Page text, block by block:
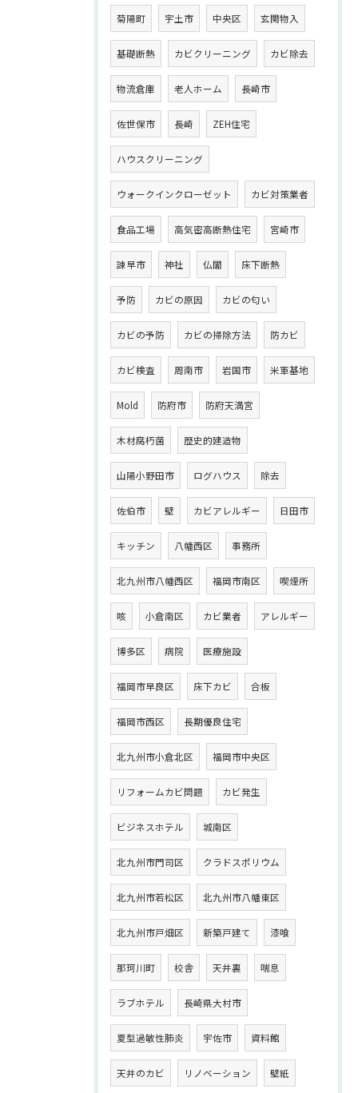
菊陽町 宇土市 中央区 玄関物入
基礎断熱 カビクリーニング カビ除去
物流倉庫 老人ホーム 長崎市
佐世保市 長崎 ZEH住宅
ハウスクリーニング
ウォークインクローゼット カビ対策業者
食品工場 高気密高断熱住宅 宮崎市
諫早市 神社 仏閣 床下断熱
予防 カビの原因 カビの匂い
カビの予防 カビの掃除方法 防カビ
カビ検査 周南市 岩国市 米軍基地
Mold 防府市 防府天満宮
木材腐朽菌 歴史的建造物
山陽小野田市 ログハウス 除去
佐伯市 壁 カビアレルギー 日田市
キッチン 八幡西区 事務所
北九州市八幡西区 福岡市南区 喫煙所
咳 小倉南区 カビ業者 アレルギー
博多区 病院 医療施設
福岡市早良区 床下カビ 合板
福岡市西区 長期優良住宅
北九州市小倉北区 福岡市中央区
リフォームカビ問題 カビ発生
ビジネスホテル 城南区
北九州市門司区 クラドスポリウム
北九州市若松区 北九州市八幡東区
北九州市戸畑区 新築戸建て 漆喰
那珂川町 校舎 天井裏 喘息
ラブホテル 長崎県大村市
夏型過敏性肺炎 宇佐市 資料館
天井のカビ リノベーション 壁紙